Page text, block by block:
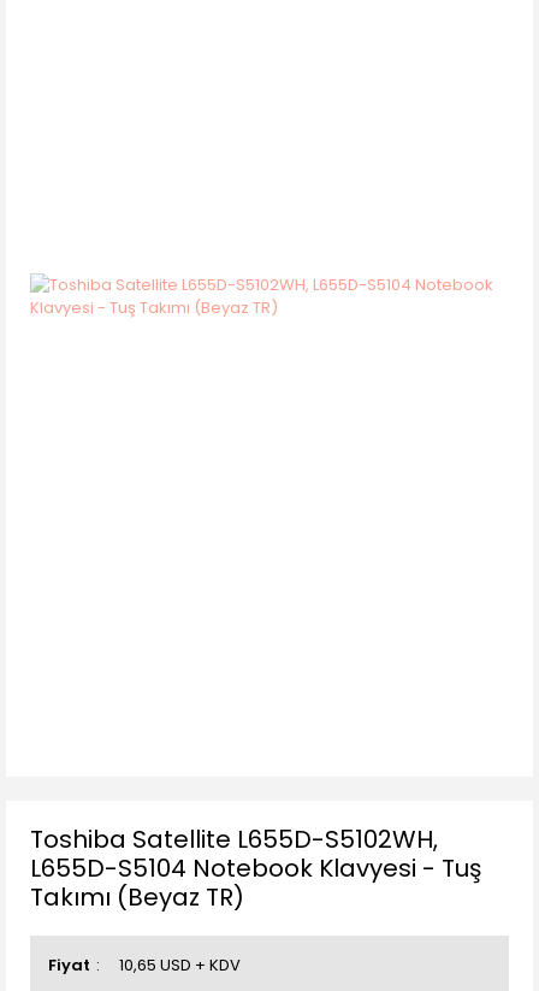
Toshiba Satellite L655D-S5102WH,
L655D-S5104 Notebook Klavyesi - Tuş
Takımı (Beyaz TR)
Fiyat 10,65 USD + KDV